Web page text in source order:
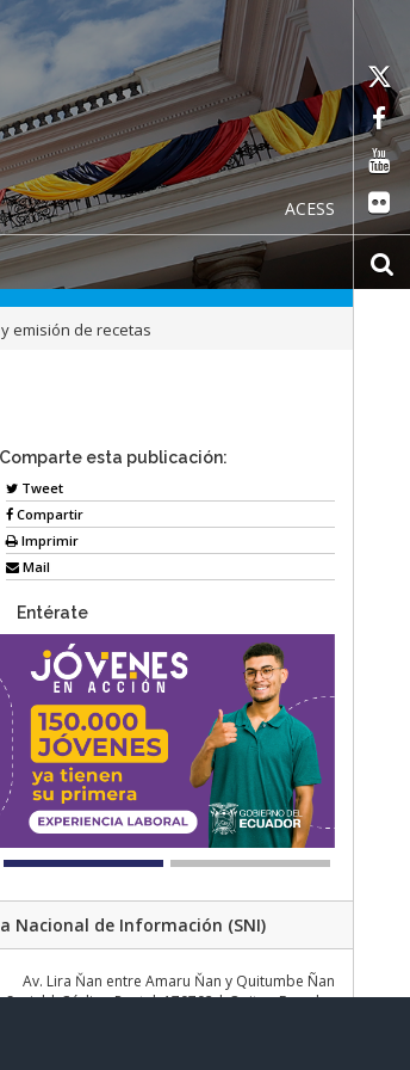
ACESS
emisión de recetas
Comparte esta publicación:
Tweet
Compartir
Imprimir
Mail
Entérate
Nacional de Información (SNI)
Av. Lira Ňan entre Amaru Ňan y Quitumbe Ñan
| Código Postal: 170702 | Quito - Ecuador